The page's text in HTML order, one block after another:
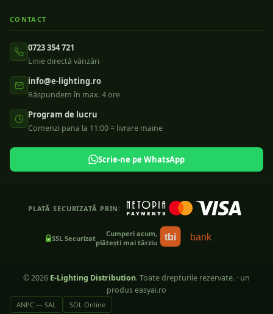
CONTACT
0723 354 721
Linie directă vânzări
info@e-lighting.ro
Răspundem în max. 4 ore
Program de lucru
Comenzi pana la 11:00 = livrare maine
Scrie-ne pe WhatsApp
PLATĂ SECURIZATĂ PRIN:
SSL Securizat
Cumperi acum,
plătești mai târziu
tbi bank
©2026 E-Lighting Distribution. Toate drepturile rezervate. · un
produs easyai.ro
ANPC — SAL SOL Online